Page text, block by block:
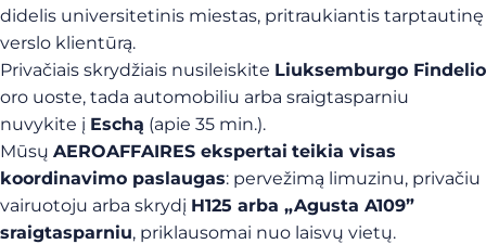
didelis universitetinis miestas, pritraukiantis tarptautinę
verslo klientūrą.
Privačiais skrydžiais nusileiskite Liuksemburgo Findelio
oro uoste, tada automobiliu arba sraigtasparniu
nuvykite į Eschą (apie 35 min.).
Mūsų AEROAFFAIRES ekspertai teikia visas
koordinavimo paslaugas: pervežimą limuzinu, privačiu
vairuotoju arba skrydį H125 arba „Agusta A109”
sraigtasparniu, priklausomai nuo laisvų vietų.